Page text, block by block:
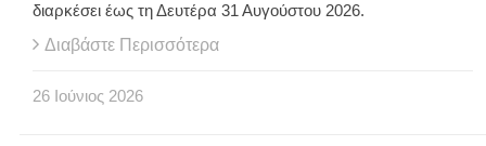
διαρκέσει έως τη Δευτέρα 31 Αυγούστου 2026.
Διαβάστε Περισσότερα
26 Ιούνιος 2026